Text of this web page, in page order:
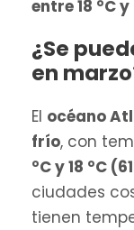
entre 18 °C y
¿Se
en
El océano
frío, con
°C y 18 °C
ciudades
tienen